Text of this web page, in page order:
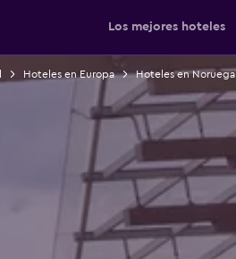
Los mejores hoteles
Hoteles en Europa Hoteles en Noruega